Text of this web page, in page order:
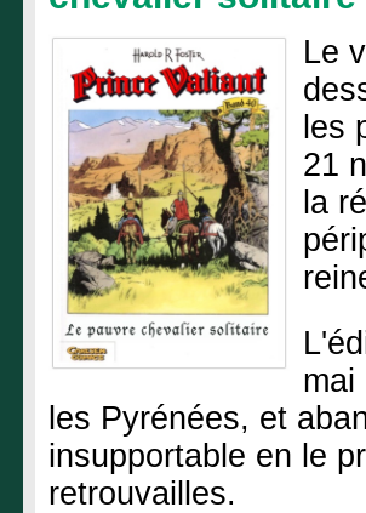
Le
les
21
la
mai
les Pyrénées, et
insupportable en le
retrouvailles.